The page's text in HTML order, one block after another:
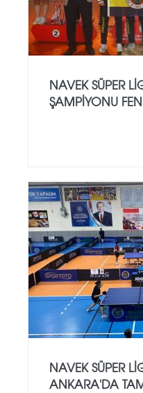
NAVEK SÜPER
ŞAMPİYONU
NAVEK SÜPER
ANKARA'DA